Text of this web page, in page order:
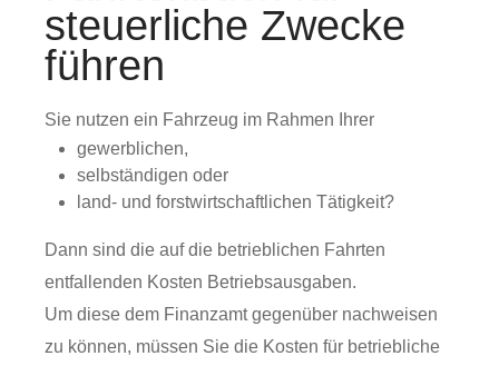
steuerliche Zwecke
führen
Sie nutzen ein Fahrzeug im Rahmen Ihrer
gewerblichen,
selbständigen oder
land- und forstwirtschaftlichen Tätigkeit?
Dann sind die auf die betrieblichen Fahrten
entfallenden Kosten Betriebsausgaben.
Um diese dem Finanzamt gegenüber nachweisen
zu können, müssen Sie die Kosten für betriebliche